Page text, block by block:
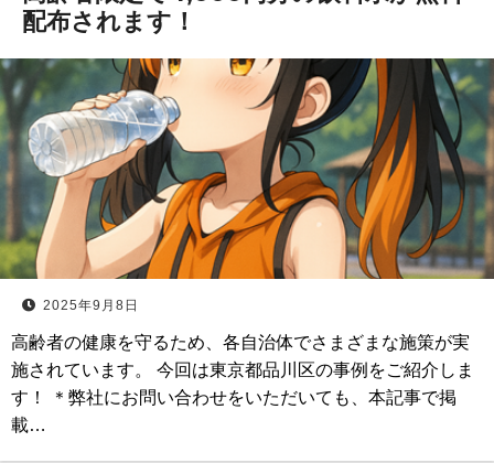
配布されます！
2025年9月8日
高齢者の健康を守るため、各自治体でさまざまな施策が実
施されています。 今回は東京都品川区の事例をご紹介しま
す！ ＊弊社にお問い合わせをいただいても、本記事で掲
載…